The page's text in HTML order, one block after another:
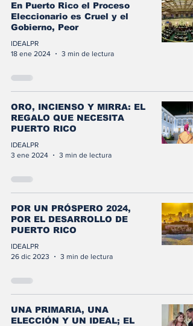
En Puerto Rico el Proceso
Eleccionario es Cruel y el
Gobierno, Peor
IDEALPR
18 ene 2024
3 min de lectura
ORO, INCIENSO Y MIRRA: EL
REGALO QUE NECESITA
PUERTO RICO
IDEALPR
3 ene 2024
3 min de lectura
POR UN PRÓSPERO 2024,
POR EL DESARROLLO DE
PUERTO RICO
IDEALPR
26 dic 2023
3 min de lectura
UNA PRIMARIA, UNA
ELECCIÓN Y UN IDEAL; EL